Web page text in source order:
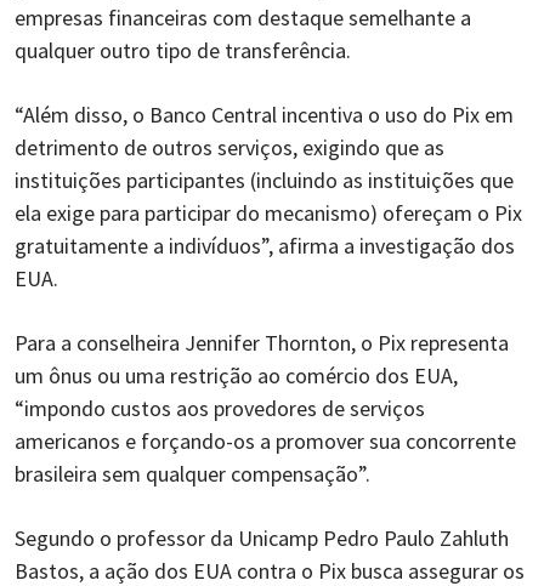
empresas financeiras com destaque semelhante a
qualquer outro tipo de transferência.
“Além disso, o Banco Central incentiva o uso do Pix em
detrimento de outros serviços, exigindo que as
instituições participantes (incluindo as instituições que
ela exige para participar do mecanismo) ofereçam o Pix
gratuitamente a indivíduos”, afirma a investigação dos
EUA.
Para a conselheira Jennifer Thornton, o Pix representa
um ônus ou uma restrição ao comércio dos EUA,
“impondo custos aos provedores de serviços
americanos e forçando-os a promover sua concorrente
brasileira sem qualquer compensação”.
Segundo o professor da Unicamp Pedro Paulo Zahluth
Bastos, a ação dos EUA contra o Pix busca assegurar os